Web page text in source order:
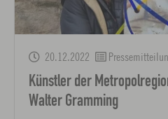
20.12.2022
Künstler der
Walter Gramming